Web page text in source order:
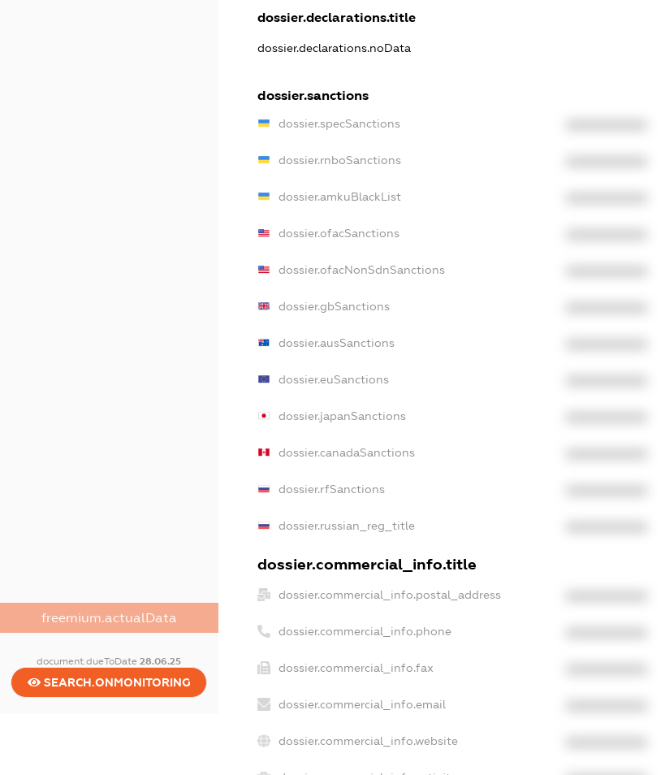
freemium.actualData
document.dueToDate28.06.25
SEARCH.ONMONITORING
dossier.declarations.title
dossier.declarations.noData
dossier.sanctions
dossier.specSanctions
dossier.rnboSanctions
dossier.amkuBlackList
dossier.ofacSanctions
dossier.ofacNonSdnSanctions
dossier.gbSanctions
dossier.ausSanctions
dossier.euSanctions
dossier.japanSanctions
dossier.canadaSanctions
dossier.rfSanctions
dossier.russian_reg_title
dossier.commercial_info.title
dossier.commercial_info.postal_address
dossier.commercial_info.phone
dossier.commercial_info.fax
dossier.commercial_info.email
dossier.commercial_info.website